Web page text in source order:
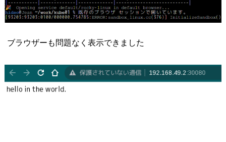
ブラウザーも問題なく表示できました